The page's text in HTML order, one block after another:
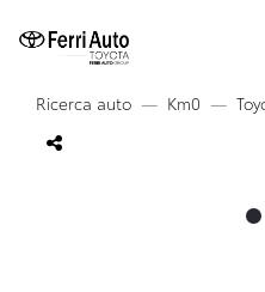
Ricerca auto Km0